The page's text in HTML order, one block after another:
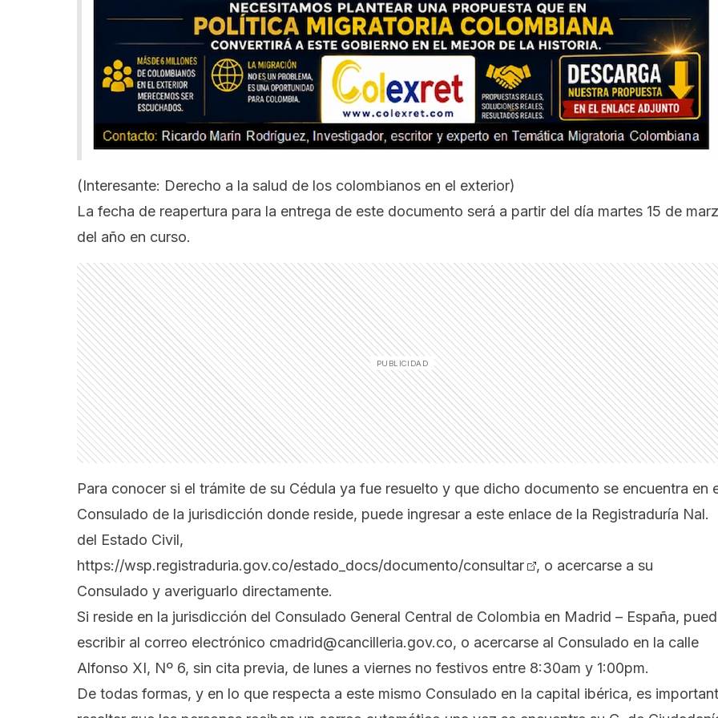
(Interesante: Derecho a la salud de los colombianos en el exterior)
La fecha de reapertura para la entrega de este documento será a partir del día martes 15 de
del año en curso.
Para conocer si el trámite de su Cédula ya fue resuelto y que dicho documento se encuentra en
Consulado de la jurisdicción donde reside, puede ingresar a este enlace de la Registraduría Nal.
del Estado Civil,
https://wsp.registraduria.gov.co/estado_docs/documento/consultar
, o acercarse a su
Consulado y averiguarlo directamente.
Si reside en la jurisdicción del Consulado General Central de Colombia en Madrid – España,
escribir al correo electrónico cmadrid@cancilleria.gov.co, o acercarse al Consulado en la calle
Alfonso XI, Nº 6, sin cita previa, de lunes a viernes no festivos entre 8:30am y 1:00pm.
De todas formas, y en lo que respecta a este mismo Consulado en la capital ibérica, es